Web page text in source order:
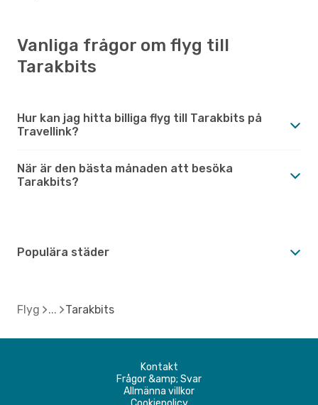
Vanliga frågor om flyg till
Tarakbits
Hur kan jag hitta billiga flyg till Tarakbits på
Travellink?
När är den bästa månaden att besöka
Tarakbits?
Populära städer
Flyg Tarakbits
Kontakt
Frågor &amp; Svar
Allmänna villkor